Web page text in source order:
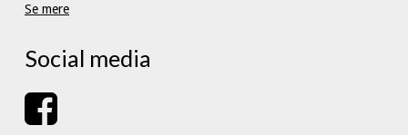
Se mere
Social media